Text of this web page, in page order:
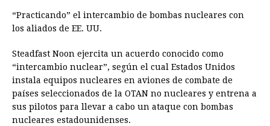
“Practicando” el intercambio de bombas nucleares con
los aliados de EE. UU.
Steadfast Noon ejercita un acuerdo conocido como
“intercambio nuclear”, según el cual Estados Unidos
instala equipos nucleares en aviones de combate de
países seleccionados de la OTAN no nucleares y entrena a
sus pilotos para llevar a cabo un ataque con bombas
nucleares estadounidenses.